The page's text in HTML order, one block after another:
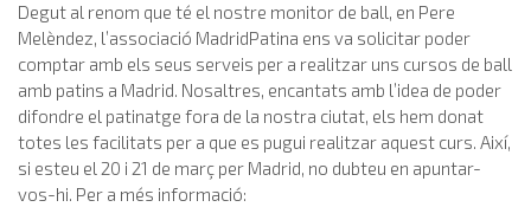
Degut al renom que té el nostre monitor de ball, en Pere
Melèndez, l’associació MadridPatina ens va solicitar poder
comptar amb els seus serveis per a realitzar uns cursos de ball
amb patins a Madrid. Nosaltres, encantats amb l’idea de poder
difondre el patinatge fora de la nostra ciutat, els hem donat
totes les facilitats per a que es pugui realitzar aquest curs. Així,
si esteu el 20 i 21 de març per Madrid, no dubteu en apuntar-
vos-hi. Per a més informació: